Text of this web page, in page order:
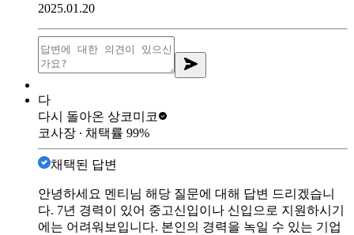
2025.01.20
다
다시 돌아온 상코미코
코사장 ∙ 채택률 99%
채택된 답변
안녕하세요 멘티님 해당 질문에 대해 답변 드리겠습니
다. 7년 경력이 있어 중고신입이나 신입으로 지원하시기
에는 어려워보입니다. 본인의 경력을 녹일 수 있는 기업